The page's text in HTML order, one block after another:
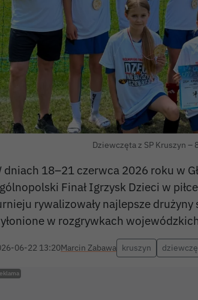
Dziewczęta z SP Kruszyn –
dniach 18–21 czerwca 2026 roku w
Finał Igrzysk Dzieci w
rywalizowały najlepsze drużyny
w rozgrywkach
06-22 13:20Marcin Zabawa kruszyn